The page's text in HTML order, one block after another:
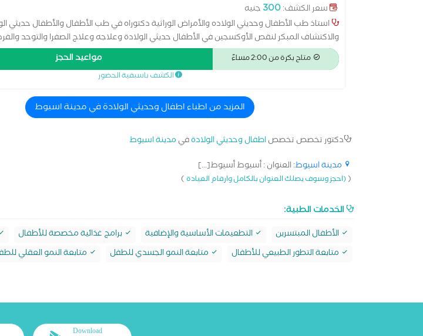
سعر الكشف:300 جنيه
استاذ طب الأطفال وحديثي الولاده والأمراض الوراثية دكتوراه في طب الأطفال والأطفال حديثي
والاكتشاف المبكر لنقص الأوكسجين في الأطفال حديثي الولادة وعلاجه وعلاج الصفرا والتوحد
متاح بكرة من 2:00 مساءً مواعيد الحجز
الكشف باسبقية الحضور
المزيد من اطباء اطفال وحديثي الولادة في مدينة اسيوط
دكتور تخصص تخصصاطفال وحديثي الولادةفي مدينة اسيوط
مدينة اسيوط: العنوان : أسيوط أسيوط[...]
((احجز وسوف يصلك العنوان بالكامل وارقام العيادة)
الخدمات الطبية:
الأطفال المبتسرين التطعيمات الأساسية والإضافية برامج غذائية مخصصة للأطفال
متابعة التطور الطبيعي للأطفال
متابعة النمو الجسدي للطفل متابعة النمو العقلي
Download